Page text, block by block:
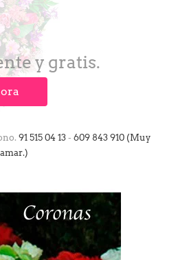
y gratis.
91 515 04 13 - 609 843 910 (Muy